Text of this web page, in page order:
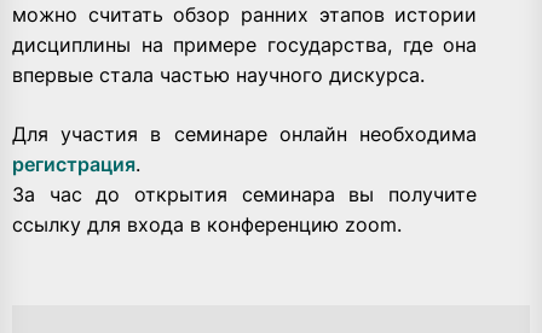
можно считать обзор ранних этапов истории
дисциплины на примере государства, где она
впервые стала частью научного дискурса.
Для участия в семинаре онлайн необходима
регистрация.
За час до открытия семинара вы получите
ссылку для входа в конференцию zoom.